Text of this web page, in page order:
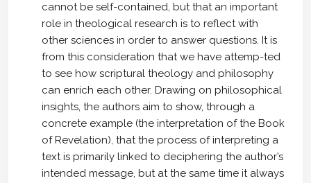
cannot be self-contained, but that an important
role in theological research is to reflect with
other sciences in order to answer questions. It is
from this consideration that we have attemp-ted
to see how scriptural theology and philosophy
can enrich each other. Drawing on philosophical
insights, the authors aim to show, through a
concrete example (the interpretation of the Book
of Revelation), that the process of interpreting a
text is primarily linked to deciphering the author’s
intended message, but at the same time it always